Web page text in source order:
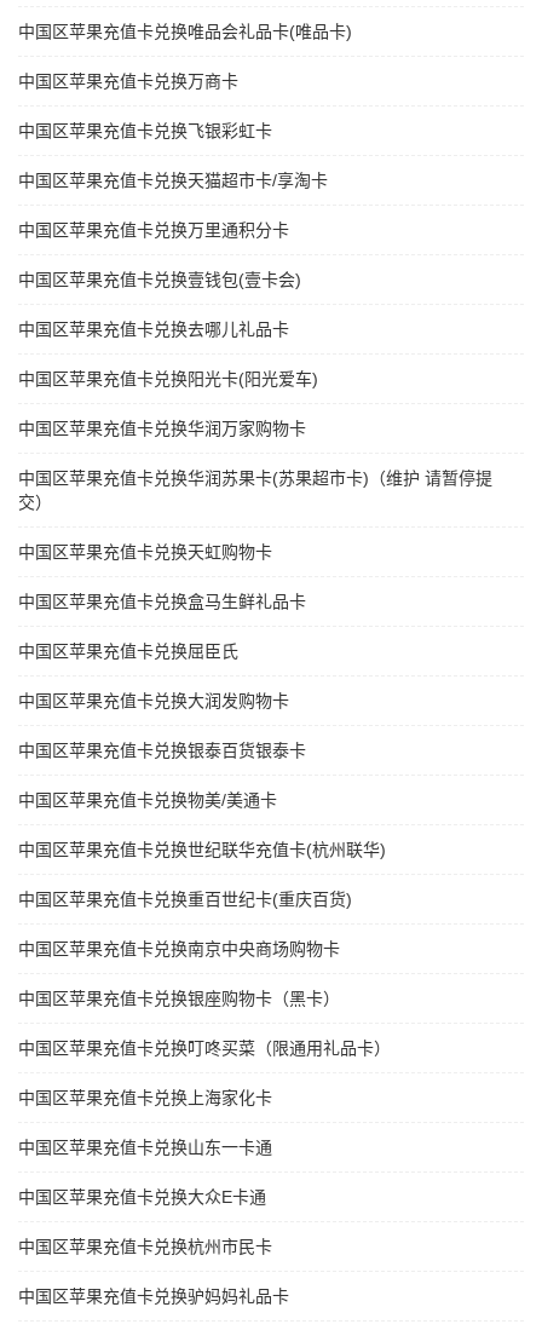
中国区苹果充值卡兑换唯品会礼品卡(唯品卡)
中国区苹果充值卡兑换万商卡
中国区苹果充值卡兑换飞银彩虹卡
中国区苹果充值卡兑换天猫超市卡/享淘卡
中国区苹果充值卡兑换万里通积分卡
中国区苹果充值卡兑换壹钱包(壹卡会)
中国区苹果充值卡兑换去哪儿礼品卡
中国区苹果充值卡兑换阳光卡(阳光爱车)
中国区苹果充值卡兑换华润万家购物卡
中国区苹果充值卡兑换华润苏果卡(苏果超市卡)（维护 请暂停提
交）
中国区苹果充值卡兑换天虹购物卡
中国区苹果充值卡兑换盒马生鲜礼品卡
中国区苹果充值卡兑换屈臣氏
中国区苹果充值卡兑换大润发购物卡
中国区苹果充值卡兑换银泰百货银泰卡
中国区苹果充值卡兑换物美/美通卡
中国区苹果充值卡兑换世纪联华充值卡(杭州联华)
中国区苹果充值卡兑换重百世纪卡(重庆百货)
中国区苹果充值卡兑换南京中央商场购物卡
中国区苹果充值卡兑换银座购物卡（黑卡）
中国区苹果充值卡兑换叮咚买菜（限通用礼品卡）
中国区苹果充值卡兑换上海家化卡
中国区苹果充值卡兑换山东一卡通
中国区苹果充值卡兑换大众E卡通
中国区苹果充值卡兑换杭州市民卡
中国区苹果充值卡兑换驴妈妈礼品卡